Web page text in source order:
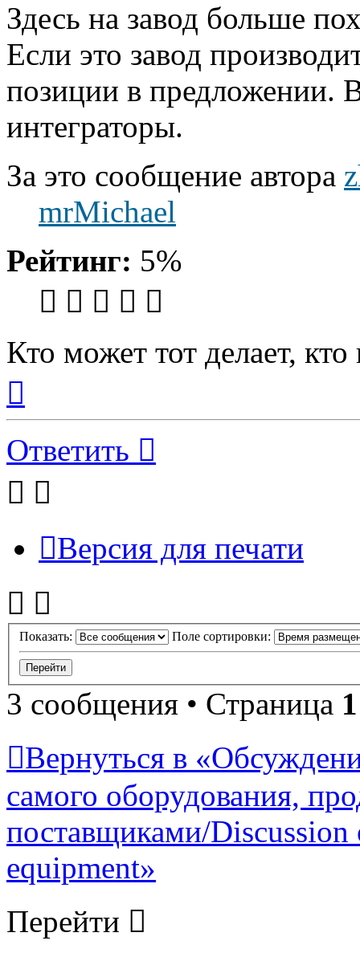
Здесь на завод больше
Если это завод
позиции в предложении.
интеграторы.
За это сообщение автора
mrMichael
Рейтинг: 5%
Кто может тот делает,
началу
Ответить
Версия для печати
Показать: Поле сортировки:
3 сообщения • Страница 1
Вернуться в
самого оборудования,
поставщиками/Discussion
equipment»
Перейти